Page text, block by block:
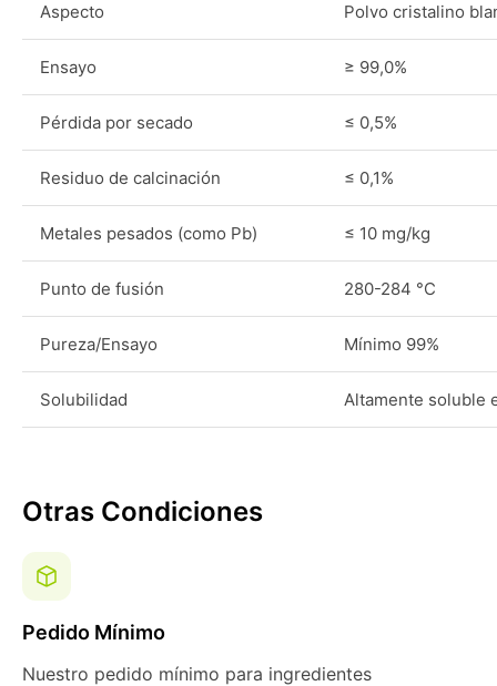
Aspecto Polvo cristalino
Ensayo ≥ 99,0%
Pérdida por secado ≤ 0,5%
Residuo de calcinación ≤ 0,1%
Metales pesados (como Pb) ≤ 10 mg/kg
Punto de fusión 280-284 °C
Pureza/Ensayo Mínimo 99%
Solubilidad Altamente soluble
Otras Condiciones
Pedido Mínimo
Nuestro pedido mínimo para ingredientes